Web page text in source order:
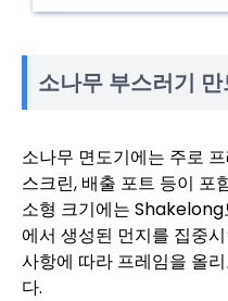
소나무 부스러기
소나무 면도기에는 주로
스크린, 배출 포트 등이 포
소형 크기에는 Shakelong
에서 생성된 먼지를 집중
사항에 따라 프레임을 올
다.